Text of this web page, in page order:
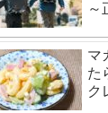
～
マ
た
ク